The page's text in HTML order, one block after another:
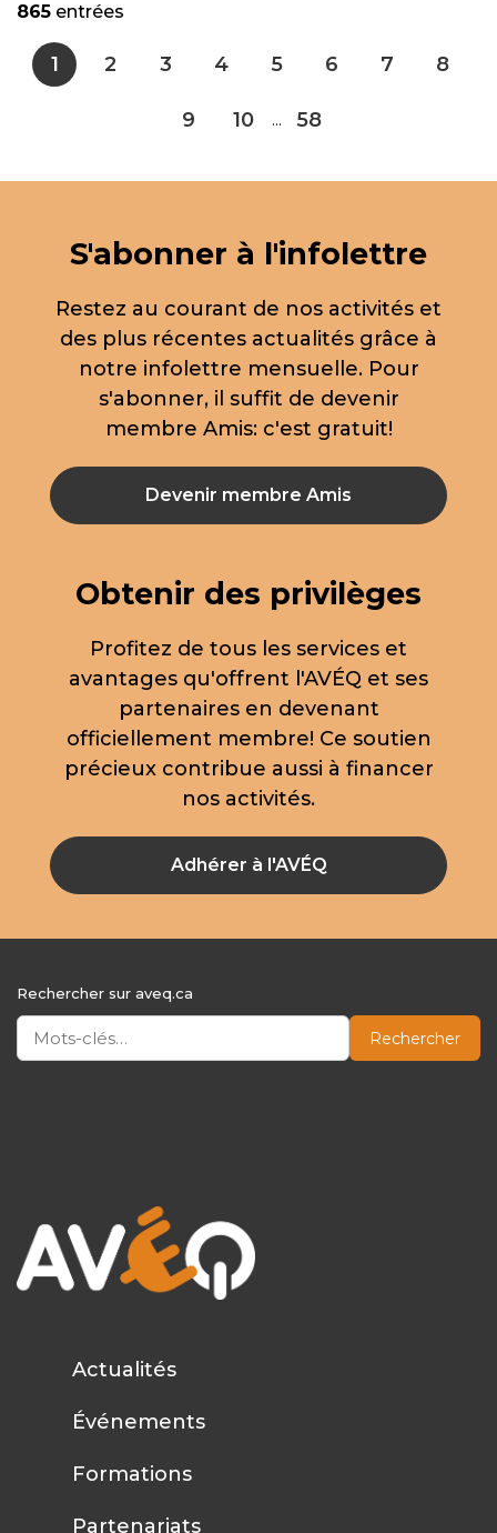
865 entrées
1 2 3 4 5 6 7 8
9 10 ... 58
S'abonner à l'infolettre
Restez au courant de nos activités et
des plus récentes actualités grâce à
notre infolettre mensuelle. Pour
s'abonner, il suffit de devenir
membre Amis: c'est gratuit!
Devenir membre Amis
Obtenir des privilèges
Profitez de tous les services et
avantages qu'offrent l'AVÉQ et ses
partenaires en devenant
officiellement membre! Ce soutien
précieux contribue aussi à financer
nos activités.
Adhérer à l'AVÉQ
Rechercher sur aveq.ca
Rechercher
Actualités
Événements
Formations
Partenariats